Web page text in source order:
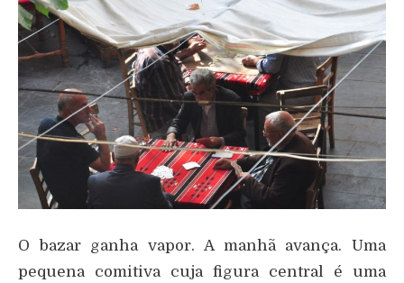
O bazar ganha vapor. A manhã avança. Uma
pequena comitiva cuja figura central é uma